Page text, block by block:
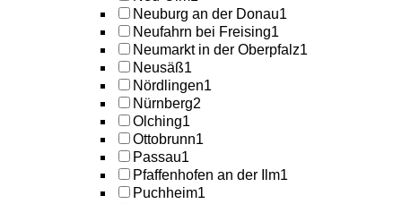
Neuburg an der Donau1
Neufahrn bei Freising1
Neumarkt in der Oberpfalz1
Neusäß1
Nördlingen1
Nürnberg2
Olching1
Ottobrunn1
Passau1
Pfaffenhofen an der Ilm1
Puchheim1